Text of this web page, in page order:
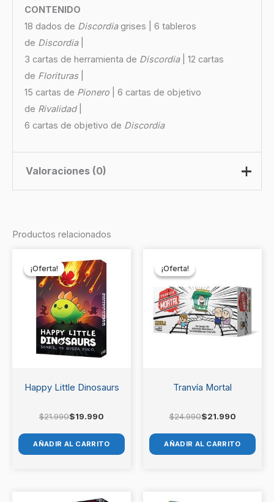
CONTENIDO
18 dados de Discordiagrises | 6 tableros
de Discordia|
3 cartas de herramienta de Discordia| 12 cartas
de Florituras|
15 cartas de Pionero| 6 cartas de objetivo
de Rivalidad|
6 cartas de objetivo de Discordia
Valoraciones (0)
: Gloria (Expansión)”
Debesacceder para publicar una valoración.
Productos relacionados
¡Oferta!
¡Oferta!
Happy Little Dinosaurs
$21.990
precio
original
era:
$21.990.
$19.990
precio
actual
es:
$19.990.
AÑADIR AL CARRITO
¡Oferta!
¡Oferta!
Tranvía Mortal
$24.990
era:
$24.990.
$21.990
es:
$21.990.
AÑADIR AL CARRITO